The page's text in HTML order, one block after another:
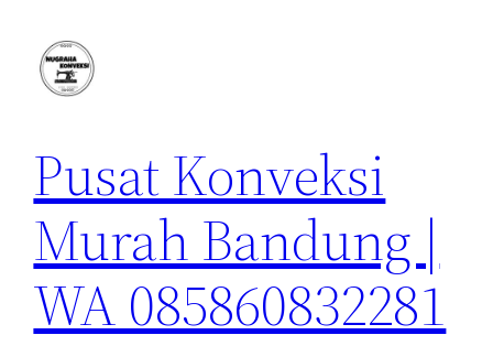
konten
Pusat Konveksi
Murah Bandung |
WA 085860832281